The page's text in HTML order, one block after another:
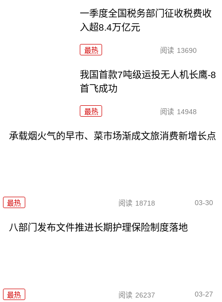
一季度全国税务部门征收税费收
入超8.4万亿元
最热 阅读 13690
我国首款7吨级运投无人机长鹰-8
首飞成功
最热 阅读 14948
承载烟火气的早市、菜市场渐成文旅消费新增长点
最热 阅读 18718 03-30
八部门发布文件推进长期护理保险制度落地
最热 阅读 26237 03-27